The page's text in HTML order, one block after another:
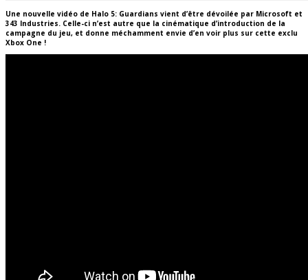
Une nouvelle vidéo de Halo 5: Guardians vient d’être dévoilée par Microsoft et
343 Industries. Celle-ci n’est autre que la cinématique d’introduction de la
campagne du jeu, et donne méchamment envie d’en voir plus sur cette exclu
Xbox One !